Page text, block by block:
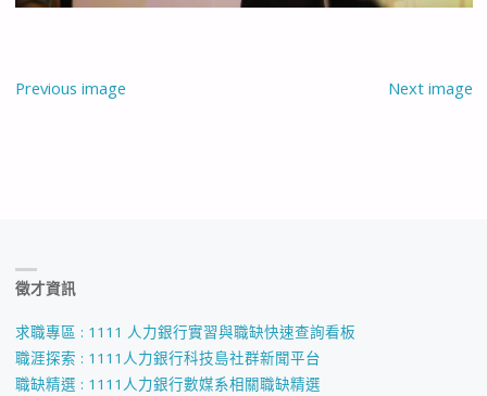
Previous image Next image
徵才資訊
求職專區 : 1111 人力銀行實習與職缺快速查詢看板
職涯探索 : 1111人力銀行科技島社群新聞平台
職缺精選 : 1111人力銀行數媒系相關職缺精選